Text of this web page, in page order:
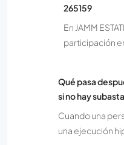
265159
En JAMM
participación
Qué pasa
si no hay subasta
Cuando una
una ejecución